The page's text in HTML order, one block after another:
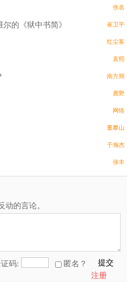
佚名
的《狱中书简》 崔卫平
红尘客
袁熙
南方朔
鹿野
网络
董攀山
于瀚杰
张丰
动的言论。
码: 匿名？
提交
注册